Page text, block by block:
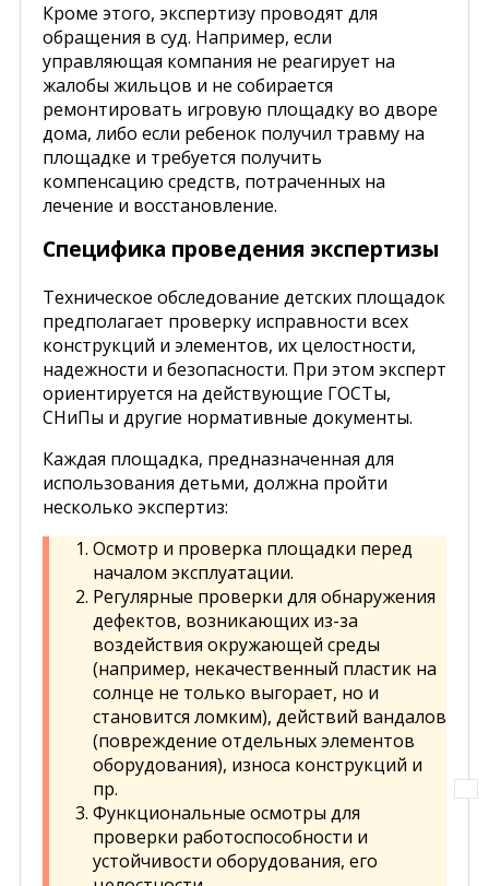
Кроме этого, экспертизу проводят для
обращения в суд. Например, если
управляющая компания не реагирует на
жалобы жильцов и не собирается
ремонтировать игровую площадку во дворе
дома, либо если ребенок получил травму на
площадке и требуется получить
компенсацию средств, потраченных на
лечение и восстановление.
Специфика проведения экспертизы
Техническое обследование детских площадок
предполагает проверку исправности всех
конструкций и элементов, их целостности,
надежности и безопасности. При этом эксперт
ориентируется на действующие ГОСТы,
СНиПы и другие нормативные документы.
Каждая площадка, предназначенная для
использования детьми, должна пройти
несколько экспертиз:
Осмотр и проверка площадки перед
началом эксплуатации.
Регулярные проверки для обнаружения
дефектов, возникающих из-за
воздействия окружающей среды
(например, некачественный пластик на
солнце не только выгорает, но и
становится ломким), действий вандалов
(повреждение отдельных элементов
оборудования), износа конструкций и
пр.
Функциональные осмотры для
проверки работоспособности и
устойчивости оборудования, его